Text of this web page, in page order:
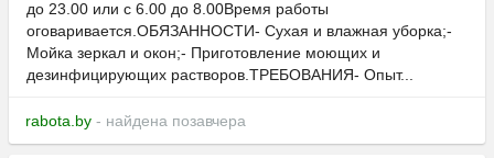
до 23.00 или с 6.00 до 8.00Время работы
оговаривается.ОБЯЗАННОСТИ- Сухая и влажная уборка;-
Мойка зеркал и окон;- Приготовление моющих и
дезинфицирующих растворов.ТРЕБОВАНИЯ- Опыт...
rabota.by - найдена позавчера